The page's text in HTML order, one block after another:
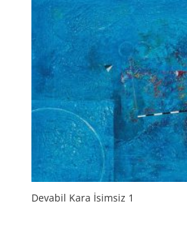
Devabil Kara İsimsiz 1